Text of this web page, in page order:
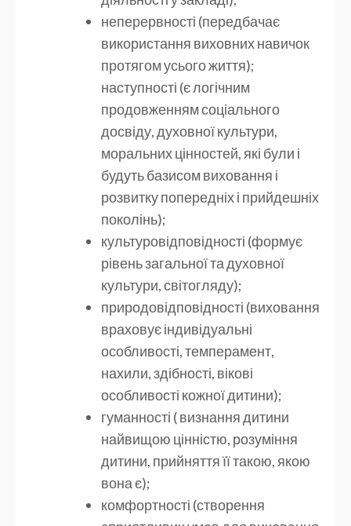
неперервності (передбачає
використання виховних навичок
протягом усього життя);
наступності (є логічним
продовженням соціального
досвіду, духовної культури,
моральних цінностей, які були і
будуть базисом виховання і
розвитку попередніх і прийдешніх
поколінь);
культуровідповідності (формує
рівень загальної та духовної
культури, світогляду);
природовідповідності (виховання
враховує індивідуальні
особливості, темперамент,
нахили, здібності, вікові
особливості кожної дитини);
гуманності ( визнання дитини
найвищою цінністю, розуміння
дитини, прийняття її такою, якою
вона є);
комфортності (створення